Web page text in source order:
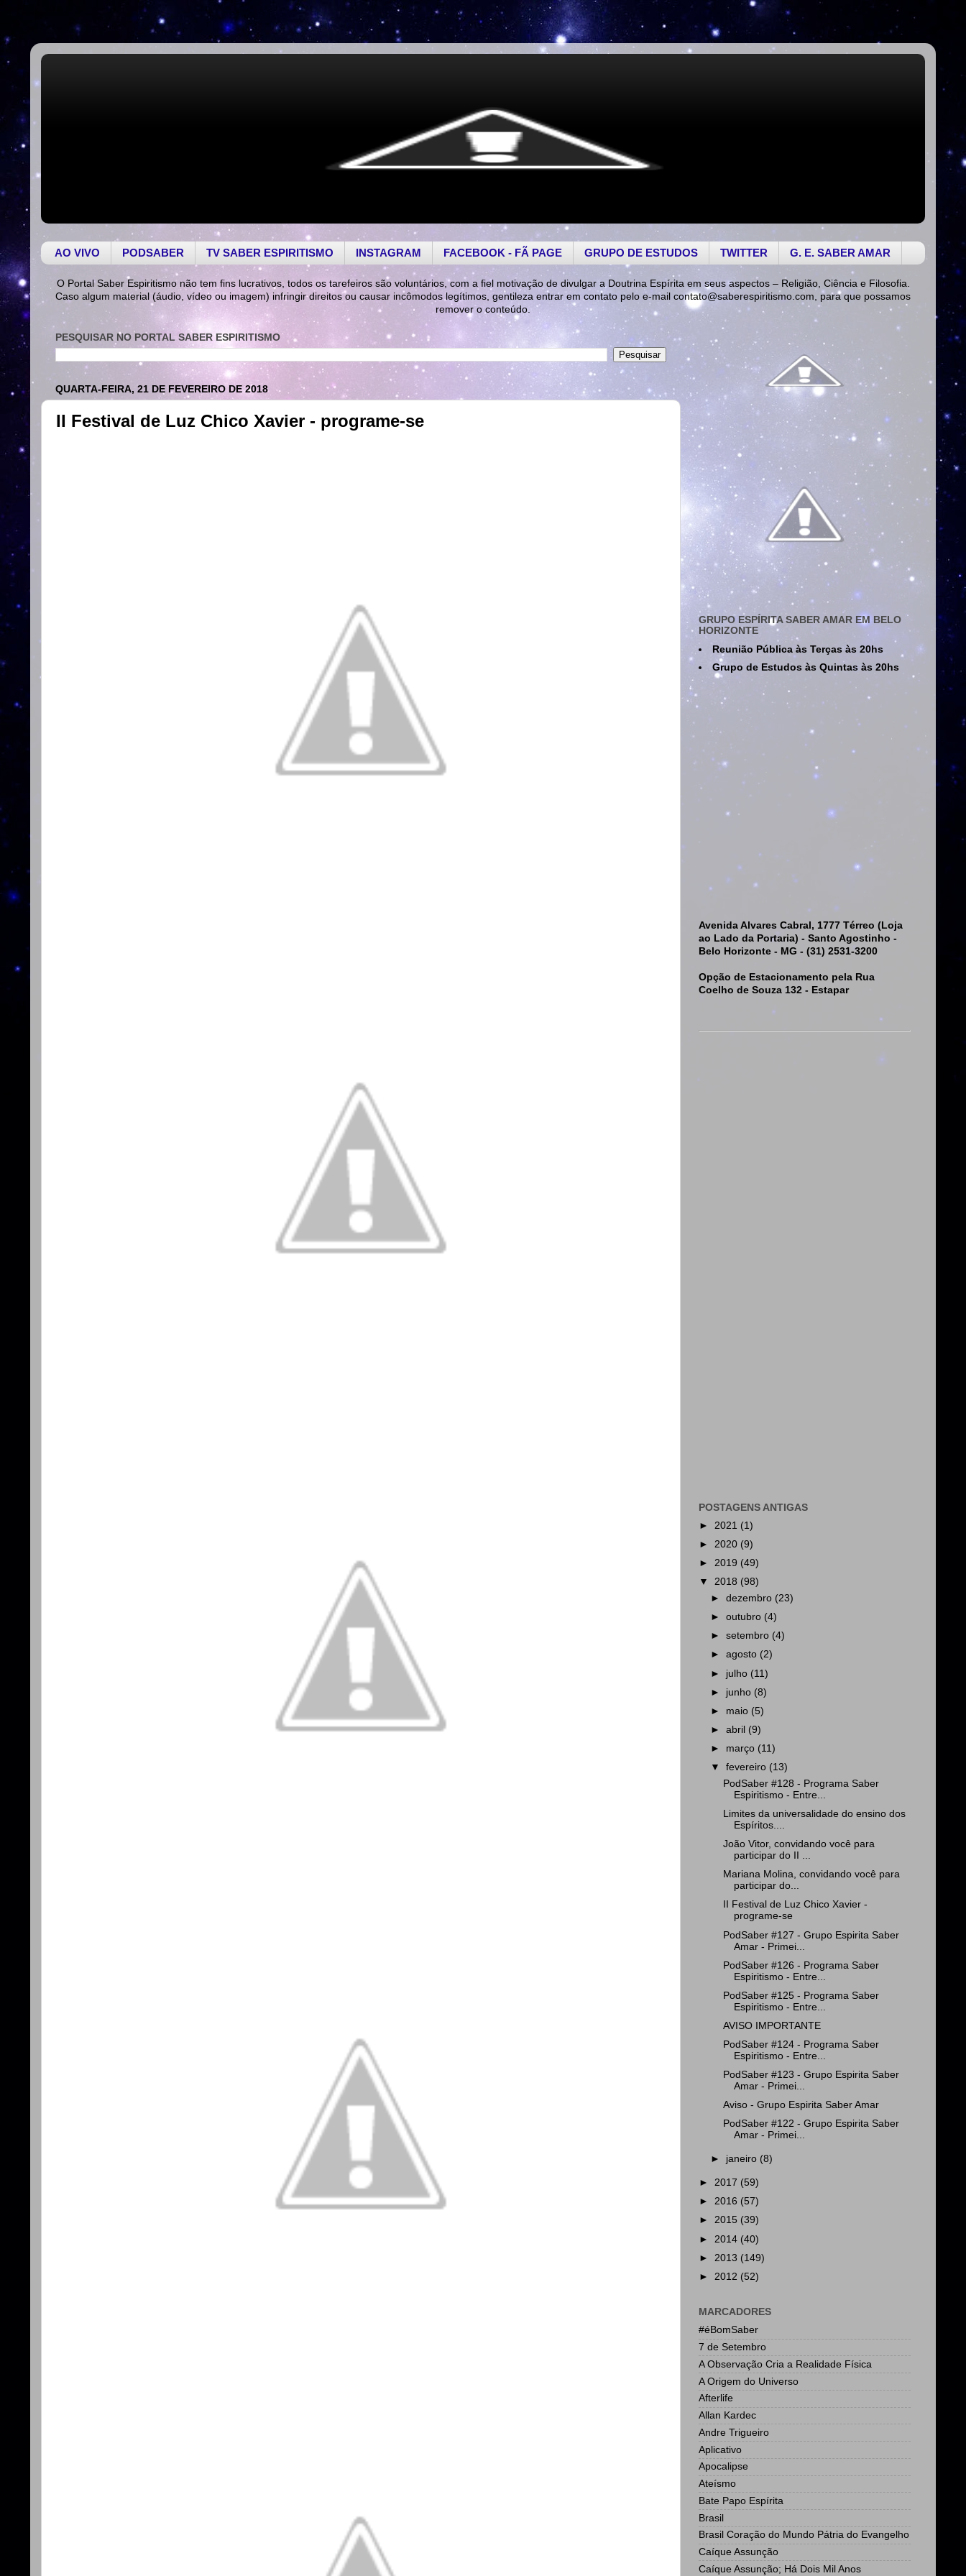
AO VIVO PODSABER TV SABER ESPIRITISMO INSTAGRAM FACEBOOK - FÃ PAGE GRUPO DE ESTUDOS TWITTER G. E. SABER AMAR
O Portal Saber Espiritismo não tem fins lucrativos, todos os tarefeiros são voluntários, com a fiel motivação de divulgar a Doutrina Espírita em seus aspectos – Religião, Ciência e Filosofia.
Caso algum material (áudio, vídeo ou imagem) infringir direitos ou causar incômodos legítimos, gentileza entrar em contato pelo e-mail contato@saberespiritismo.com , para que possamos
remover o conteúdo.
PESQUISAR NO PORTAL SABER ESPIRITISMO
QUARTA-FEIRA, 21 DE FEVEREIRO DE 2018
II Festival de Luz Chico Xavier - programe-se
GRUPO ESPÍRITA SABER AMAR EM BELO
HORIZONTE
Reunião Pública às Terças às 20hs
Grupo de Estudos às Quintas às 20hs
Avenida Alvares Cabral, 1777 Térreo (Loja
ao Lado da Portaria) - Santo Agostinho -
Belo Horizonte - MG - (31) 2531-3200
Opção de Estacionamento pela Rua
Coelho de Souza 132 - Estapar
POSTAGENS ANTIGAS
► 2021 (1)
► 2020 (9)
► 2019 (49)
▼ 2018 (98)
►dezembro (23)
►outubro (4)
►setembro (4)
►agosto (2)
► julho (11)
► junho (8)
► maio (5)
►abril (9)
► março (11)
▼fevereiro (13)
PodSaber #128 - Programa Saber
Espiritismo - Entre...
Limites da universalidade do ensino dos
Espíritos....
João Vitor, convidando você para
participar do II ...
Mariana Molina, convidando você para
participar do...
II Festival de Luz Chico Xavier -
programe-se
PodSaber #127 - Grupo Espirita Saber
Amar - Primei...
PodSaber #126 - Programa Saber
Espiritismo - Entre...
PodSaber #125 - Programa Saber
Espiritismo - Entre...
AVISO IMPORTANTE
PodSaber #124 - Programa Saber
Espiritismo - Entre...
PodSaber #123 - Grupo Espirita Saber
Amar - Primei...
Aviso - Grupo Espirita Saber Amar
PodSaber #122 - Grupo Espirita Saber
Amar - Primei...
► janeiro (8)
► 2017 (59)
► 2016 (57)
► 2015 (39)
► 2014 (40)
► 2013 (149)
► 2012 (52)
MARCADORES
#éBomSaber
7 de Setembro
A Observação Cria a Realidade Física
A Origem do Universo
Afterlife
Allan Kardec
Andre Trigueiro
Aplicativo
Apocalipse
Ateísmo
Bate Papo Espírita
Brasil
Brasil Coração do Mundo Pátria do Evangelho
Caíque Assunção
Caíque Assunção; Há Dois Mil Anos